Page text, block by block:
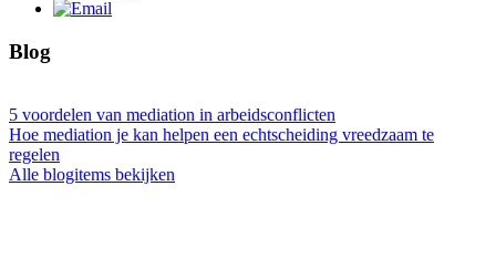
Blog
5 voordelen van mediation in arbeidsconflicten
Hoe mediation je kan helpen een echtscheiding vreedzaam te
regelen
Alle blogitems bekijken